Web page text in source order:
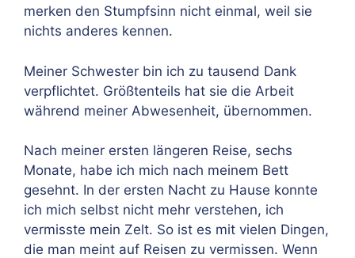
merken den Stumpfsinn nicht einmal, weil sie
nichts anderes kennen.
Meiner Schwester bin ich zu tausend Dank
verpflichtet. Größtenteils hat sie die Arbeit
während meiner Abwesenheit, übernommen.
Nach meiner ersten längeren Reise, sechs
Monate, habe ich mich nach meinem Bett
gesehnt. In der ersten Nacht zu Hause konnte
ich mich selbst nicht mehr verstehen, ich
vermisste mein Zelt. So ist es mit vielen Dingen,
die man meint auf Reisen zu vermissen. Wenn